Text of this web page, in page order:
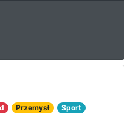
Przemysł
Sport